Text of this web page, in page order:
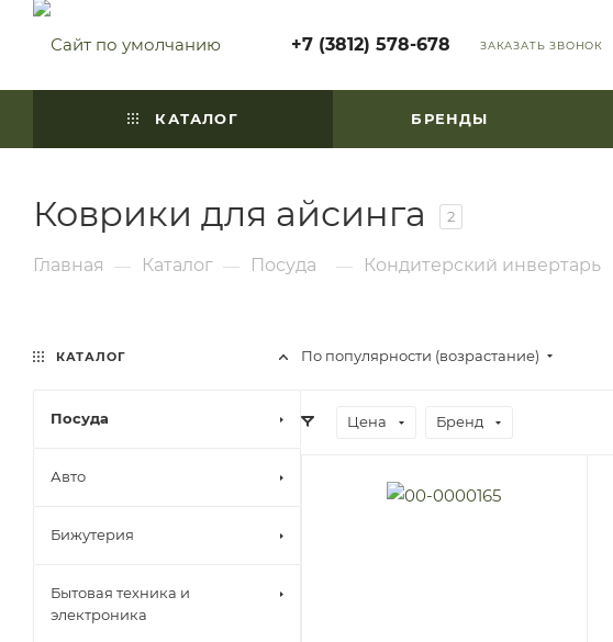
+7 (3812) 578-678 ЗАКАЗАТЬ ЗВОНОК
КАТАЛОГ БРЕНДЫ
Коврики для айсинга 2
Главная — Каталог — Посуда — Кондитерский инвертарь
По популярности (возрастание)
Цена Бренд
КАТАЛОГ
Посуда
Авто
Бижутерия
Бытовая техника и
электроника